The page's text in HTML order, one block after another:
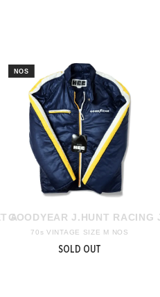
A
GOODYEAR J.HUNT RACING
70s VINTAGE SIZE M NOS
SOLD OUT